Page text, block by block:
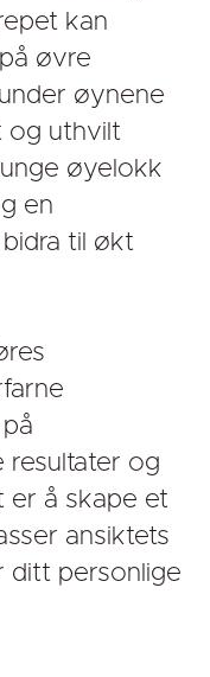
kan
øvre
øynene
og uthvilt
øyelokk
en
til økt
resultater og
er å skape et
ansiktets
ditt personlige